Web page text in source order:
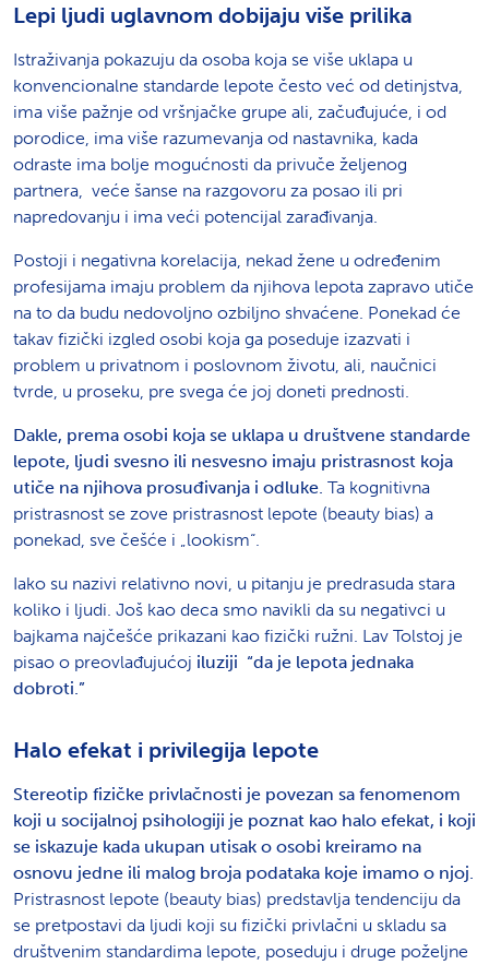
Lepi ljudi uglavnom dobijaju više prilika
Istraživanja pokazuju da osoba koja se više uklapa u
konvencionalne standarde lepote često već od detinjstva,
ima više pažnje od vršnjačke grupe ali, začuđujuće, i od
porodice, ima više razumevanja od nastavnika, kada
odraste ima bolje mogućnosti da privuče željenog
partnera, veće šanse na razgovoru za posao ili pri
napredovanju i ima veći potencijal zarađivanja.
Postoji i negativna korelacija, nekad žene u određenim
profesijama imaju problem da njihova lepota zapravo utiče
na to da budu nedovoljno ozbiljno shvaćene. Ponekad će
takav fizički izgled osobi koja ga poseduje izazvati i
problem u privatnom i poslovnom životu, ali, naučnici
tvrde, u proseku, pre svega će joj doneti prednosti.
Dakle, prema osobi koja se uklapa u društvene standarde
lepote, ljudi svesno ili nesvesno imaju pristrasnost koja
utiče na njihova prosuđivanja i odluke. Ta kognitivna
pristrasnost se zove pristrasnost lepote (beauty bias) a
ponekad, sve češće i „lookism“.
Iako su nazivi relativno novi, u pitanju je predrasuda stara
koliko i ljudi. Još kao deca smo navikli da su negativci u
bajkama najčešće prikazani kao fizički ružni. Lav Tolstoj je
pisao o preovlađujućoj iluziji “da je lepota jednaka
dobroti.”
Halo efekat i privilegija lepote
Stereotip fizičke privlačnosti je povezan sa fenomenom
koji u socijalnoj psihologiji je poznat kao halo efekat, i koji
se iskazuje kada ukupan utisak o osobi kreiramo na
osnovu jedne ili malog broja podataka koje imamo o njoj.
Pristrasnost lepote (beauty bias) predstavlja tendenciju da
se pretpostavi da ljudi koji su fizički privlačni u skladu sa
društvenim standardima lepote, poseduju i druge poželjne